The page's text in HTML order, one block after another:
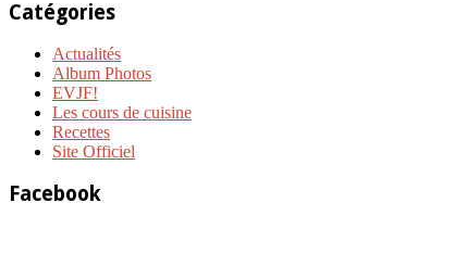
Catégories
Actualités
Album Photos
EVJF!
Les cours de cuisine
Recettes
Site Officiel
Facebook